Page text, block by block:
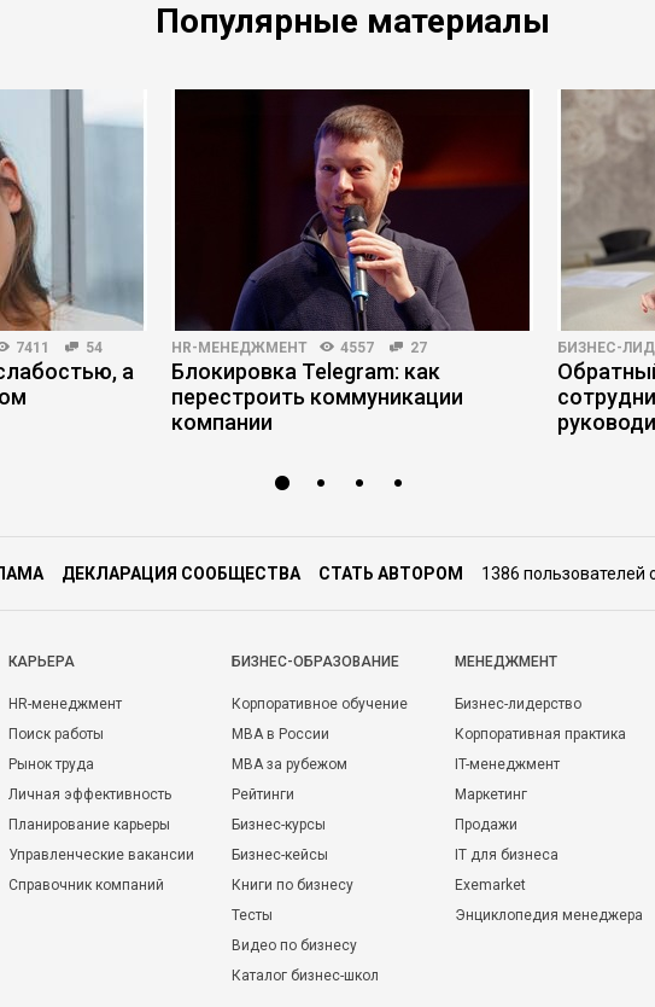
Популярные материалы
7411 54
а
HR-МЕНЕДЖМЕНТ 4557 27
Блокировка Telegram: как
перестроить коммуникации
компании
БИЗНЕС-
ДЕКЛАРАЦИЯ СООБЩЕСТВА СТАТЬ АВТОРОМ 1386 пользователей
КАРЬЕРА
HR-менеджмент
Поиск работы
Рынок труда
Личная эффективность
Планирование карьеры
Управленческие вакансии
Справочник компаний
БИЗНЕС-ОБРАЗОВАНИЕ
Корпоративное обучение
MBA в России
MBA за рубежом
Рейтинги
Бизнес-курсы
Бизнес-кейсы
Книги по бизнесу
Тесты
Видео по бизнесу
Каталог бизнес-школ
МЕНЕДЖМЕНТ
Бизнес-лидерство
Корпоративная практика
IT-менеджмент
Маркетинг
Продажи
IT для бизнеса
Exemarket
Энциклопедия менеджера